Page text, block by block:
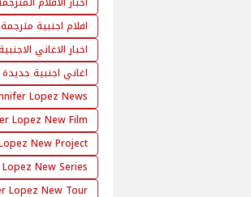
افلام اجنبية مترجمة
اخبار الاغاني
اغاني اجنبية جديدة
Lopez News
Lopez New Film
New Project
New Series
Lopez New Tour